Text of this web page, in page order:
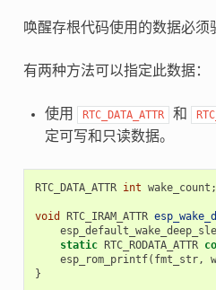
唤醒存根代码使用的数据必须
有两种方法可以指定此数据：
使用 RTC_DATA_ATTR 和
定可写和只读数据。
RTC_DATA_ATTR int wake_count ;
void RTC_IRAM_ATTR
static RTC_RODATA_ATTR
esp_rom_printf( fmt_str,
}